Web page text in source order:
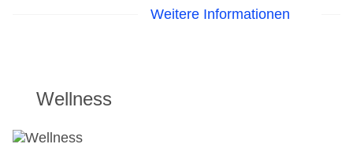
Weitere Informationen
Wellness